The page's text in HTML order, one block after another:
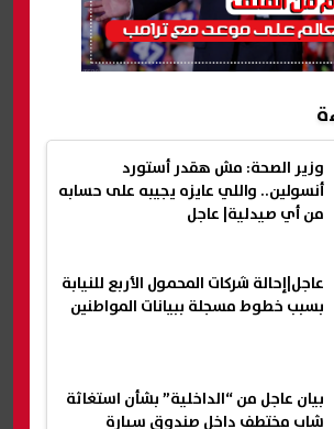
وزير الصحة: مش هقدر أستورد
أنسولين.. واللي عايزه يجيبه على حسابه
من أي صيدلية| عاجل
عاجل|إحالة شركات المحمول الأربع للنيابة
بسبب خطوط مسجلة ببيانات المواطنين
بيان عاجل من “الداخلية” بشأن استغاثة
شاب مختطف داخل صندوق سيارة